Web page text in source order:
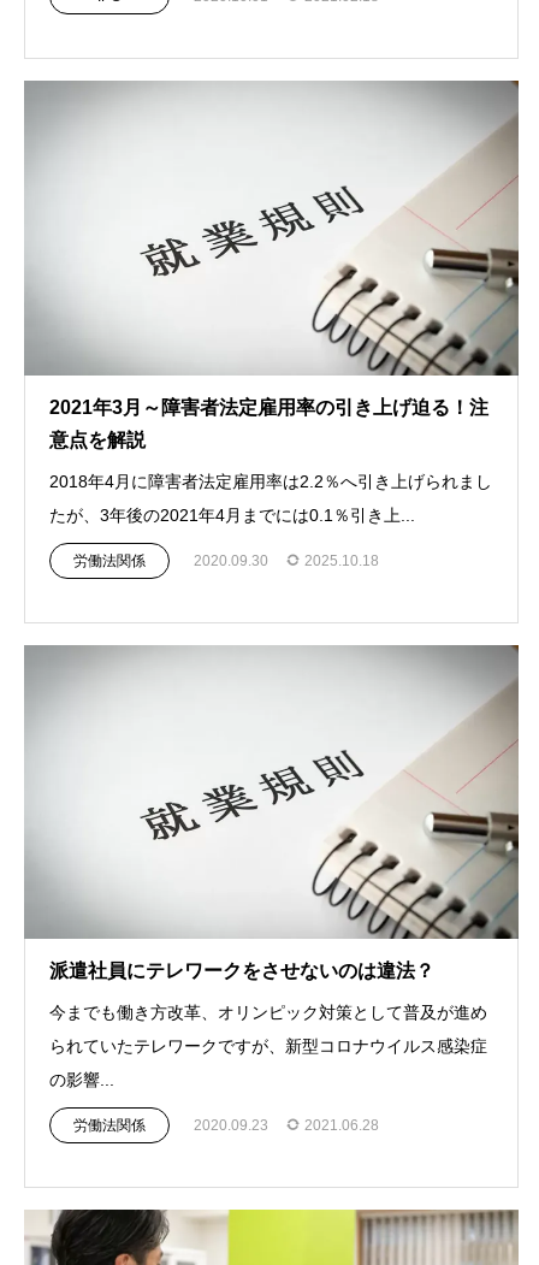
2021年3月～障害者法定雇用率の引き上げ迫る！注
意点を解説
2018年4月に障害者法定雇用率は2.2％へ引き上げられまし
たが、3年後の2021年4月までには0.1％引き上...
労働法関係 2020.09.30 2025.10.18
派遣社員にテレワークをさせないのは違法？
今までも働き方改革、オリンピック対策として普及が進め
られていたテレワークですが、新型コロナウイルス感染症
の影響...
労働法関係 2020.09.23 2021.06.28